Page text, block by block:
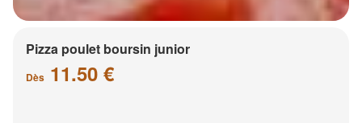
Pizza poulet boursin junior
Dès 11.50 €